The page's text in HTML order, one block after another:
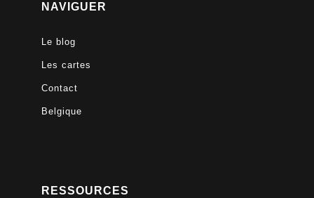
NAVIGUER
Le blog
Les cartes
Contact
Belgique
RESSOURCES